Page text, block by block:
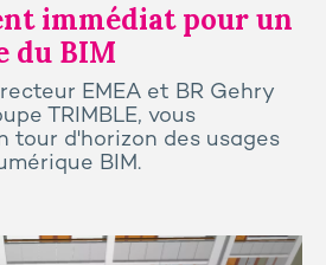
immédiat pour un
du BIM
EMEA et BR Gehry
TRIMBLE, vous
tour d'horizon des usages
BIM.